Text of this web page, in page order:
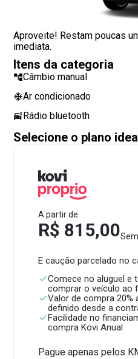
Aproveite! Restam poucas
imediata.
Itens da categoria
Câmbio manual
Ar condicionado
Rádio bluetooth
Selecione o plano
A partir de
R$ 815,00
E caução parcelado no
Comece no aluguel e
comprar o veículo ao
Valor de compra 20%
definido desde a
Facilidade no
compra Kovi Anual
Pague apenas pelos